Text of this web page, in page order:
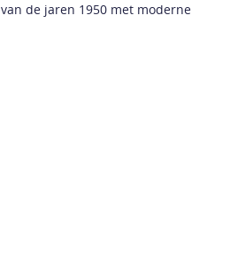
de jaren 1950 met moderne